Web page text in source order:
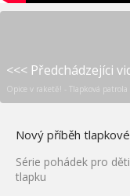
<<< Předchádzejíci
Opice v raketě! - Tlapková patrola
Nový příběh
Série pohádek pro
tlapku